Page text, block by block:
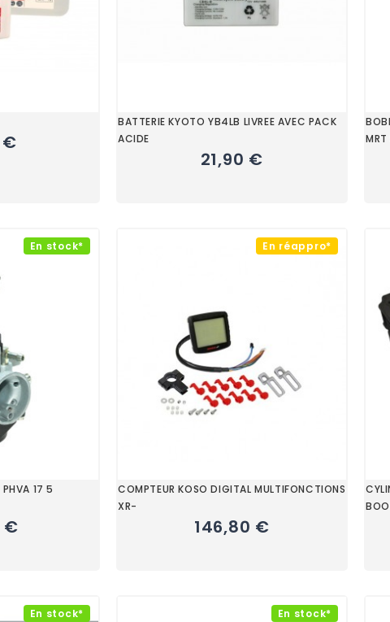
€
BATTERIE KYOTO YB4LB LIVREE AVEC PACK
ACIDE
21,90 €
MRT
En stock*
PHVA 17 5
€
En réappro*
COMPTEUR KOSO DIGITAL MULTIFONCTIONS
XR-
146,80 €
En stock* En stock*